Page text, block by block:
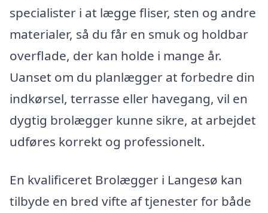
specialister i at lægge fliser, sten og andre
materialer, så du får en smuk og holdbar
overflade, der kan holde i mange år.
Uanset om du planlægger at forbedre din
indkørsel, terrasse eller havegang, vil en
dygtig brolægger kunne sikre, at arbejdet
udføres korrekt og professionelt.
En kvalificeret Brolægger i Langesø kan
tilbyde en bred vifte af tjenester for både